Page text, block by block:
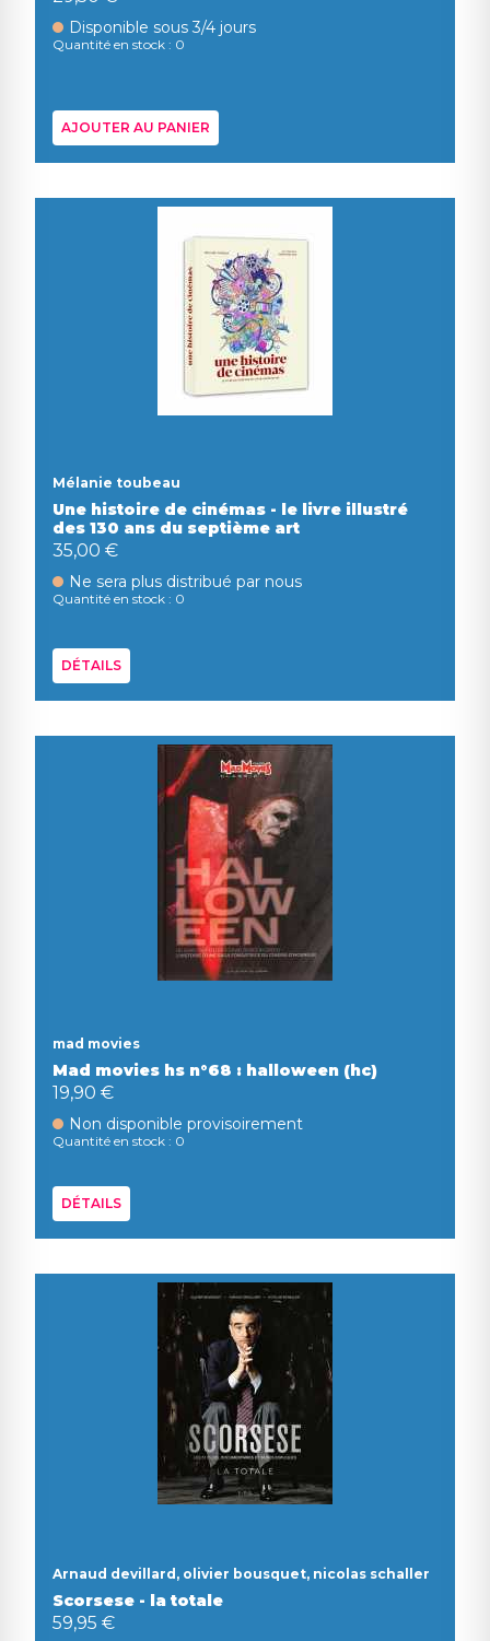
Disponible sous 3/4 jours
Quantité en stock : 0
AJOUTER AU PANIER
Mélanie toubeau
Une histoire de cinémas - le livre illustré
des 130 ans du septième art
35,00 €
Ne sera plus distribué par nous
Quantité en stock : 0
DÉTAILS
mad movies
Mad movies hs n°68 : halloween (hc)
19,90 €
Non disponible provisoirement
Quantité en stock : 0
DÉTAILS
Arnaud devillard, olivier bousquet, nicolas schaller
Scorsese - la totale
59,95 €